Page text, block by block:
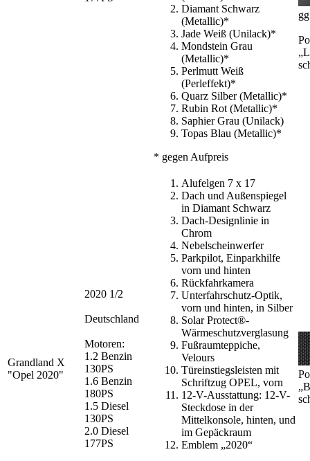
Diamant Schwarz
(Metallic)*
Jade Weiß (Unilack)*
Mondstein Grau
(Metallic)*
Perlmutt Weiß
(Perleffekt)*
Quarz Silber (Metallic)*
Rubin Rot (Metallic)*
Saphier Grau (Unilack)
Topas Blau (Metallic)*
* gegen Aufpreis
Grandland X
"Opel 2020"
2020 1/2
Deutschland
Motoren:
1.2 Benzin
130PS
1.6 Benzin
180PS
1.5 Diesel
130PS
2.0 Diesel
177PS
Alufelgen 7 x 17
Dach und Außenspiegel
in Diamant Schwarz
Dach-Designlinie in
Chrom
Nebelscheinwerfer
Parkpilot, Einparkhilfe
vorn und hinten
Rückfahrkamera
Unterfahrschutz-Optik,
vorn und hinten, in Silber
Solar Protect®-
Wärmeschutzverglasung
Fußraumteppiche,
Velours
Türeinstiegsleisten mit
Schriftzug OPEL, vorn
12-V-Ausstattung: 12-V-
Steckdose in der
Mittelkonsole, hinten, und
im Gepäckraum
Emblem „2020“